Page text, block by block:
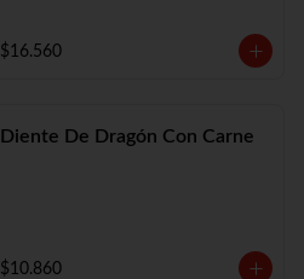
$16.560
Diente De Dragón Con Carne
$10.860